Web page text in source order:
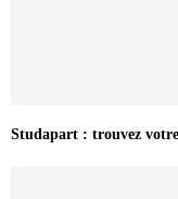
Studapart : trouvez